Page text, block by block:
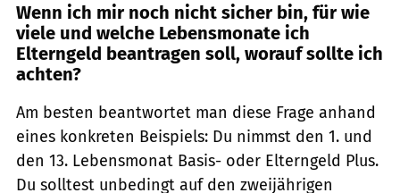
Wenn ich mir noch nicht sicher bin, für wie
viele und welche Lebensmonate ich
Elterngeld beantragen soll, worauf sollte ich
achten?
Am besten beantwortet man diese Frage anhand
eines konkreten Beispiels: Du nimmst den 1. und
den 13. Lebensmonat Basis- oder Elterngeld Plus.
Du solltest unbedingt auf den zweijährigen